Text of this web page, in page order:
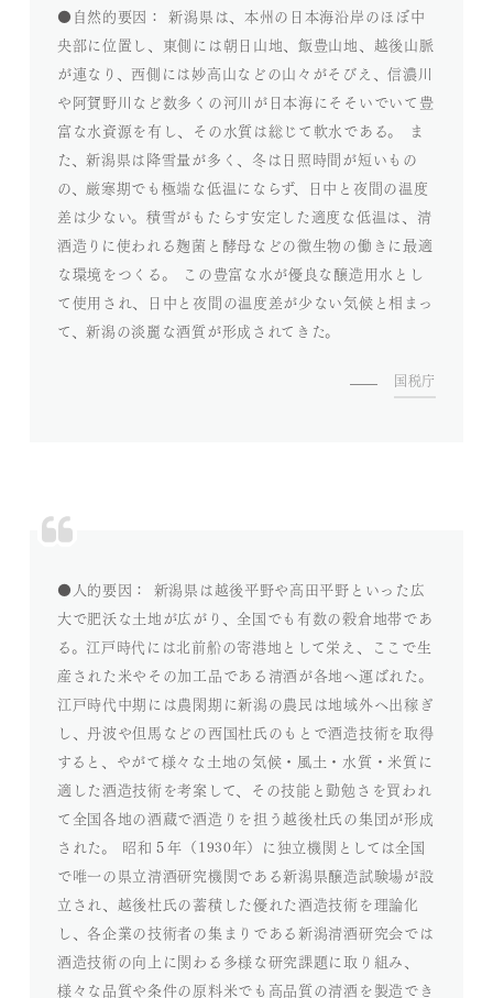
●自然的要因： 新潟県は、本州の日本海沿岸のほぼ中
央部に位置し、東側には朝日山地、飯豊山地、越後山脈
が連なり、西側には妙高山などの山々がそびえ、信濃川
や阿賀野川など数多くの河川が日本海にそそいでいて豊
富な水資源を有し、その水質は総じて軟水である。 ま
た、新潟県は降雪量が多く、冬は日照時間が短いもの
の、厳寒期でも極端な低温にならず、日中と夜間の温度
差は少ない。積雪がもたらす安定した適度な低温は、清
酒造りに使われる麹菌と酵母などの微生物の働きに最適
な環境をつくる。 この豊富な水が優良な醸造用水とし
て使用され、日中と夜間の温度差が少ない気候と相まっ
て、新潟の淡麗な酒質が形成されてきた。
国税庁
●人的要因： 新潟県は越後平野や高田平野といった広
大で肥沃な土地が広がり、全国でも有数の穀倉地帯であ
る。江戸時代には北前船の寄港地として栄え、ここで生
産された米やその加工品である清酒が各地へ運ばれた。
江戸時代中期には農閑期に新潟の農民は地域外へ出稼ぎ
し、丹波や但馬などの西国杜氏のもとで酒造技術を取得
すると、やがて様々な土地の気候・風土・水質・米質に
適した酒造技術を考案して、その技能と勤勉さを買われ
て全国各地の酒蔵で酒造りを担う越後杜氏の集団が形成
された。 昭和５年（1930年）に独立機関としては全国
で唯一の県立清酒研究機関である新潟県醸造試験場が設
立され、越後杜氏の蓄積した優れた酒造技術を理論化
し、各企業の技術者の集まりである新潟清酒研究会では
酒造技術の向上に関わる多様な研究課題に取り組み、
様々な品質や条件の原料米でも高品質の清酒を製造でき